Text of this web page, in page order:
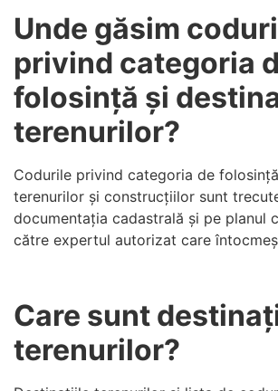
Unde găsim
privind categoria
folosință și
terenurilor?
Codurile privind categoria de
terenurilor și construcțiilor sunt
documentația cadastrală și pe planul
către expertul autorizat care
Care sunt
terenurilor?